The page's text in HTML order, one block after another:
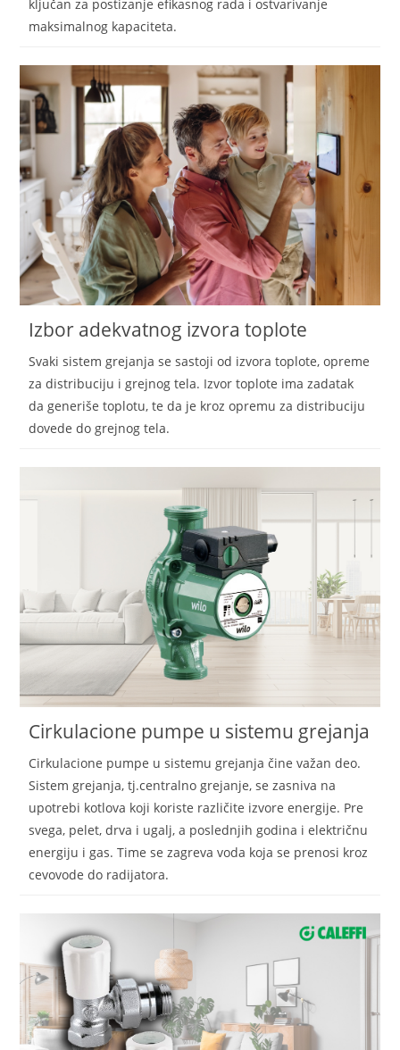
ključan za postizanje efikasnog rada i ostvarivanje
maksimalnog kapaciteta.
Izbor adekvatnog izvora toplote
Svaki sistem grejanja se sastoji od izvora toplote, opreme
za distribuciju i grejnog tela. Izvor toplote ima zadatak
da generiše toplotu, te da je kroz opremu za distribuciju
dovede do grejnog tela.
Cirkulacione pumpe u sistemu grejanja
Cirkulacione pumpe u sistemu grejanja čine važan deo.
Sistem grejanja, tj.centralno grejanje, se zasniva na
upotrebi kotlova koji koriste različite izvore energije. Pre
svega, pelet, drva i ugalj, a poslednjih godina i električnu
energiju i gas. Time se zagreva voda koja se prenosi kroz
cevovode do radijatora.